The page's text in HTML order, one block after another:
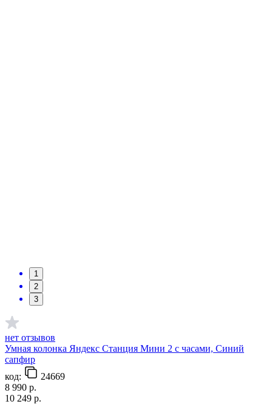
1
2
3
нет отзывов
Умная колонка Яндекс Станция Мини 2 с часами, Синий
сапфир
код:
24669
8 990 р.
10 249 р.